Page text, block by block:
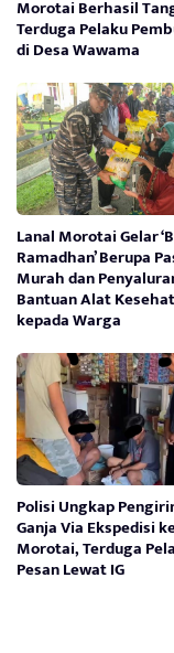
Morotai Berhasil
Terduga Pelaku
di Desa Wawama
Lanal Morotai Gelar
Ramadhan’ Berupa
Murah dan
Bantuan Alat
kepada Warga
Polisi Ungkap
Ganja Via Ekspedisi
Morotai, Terduga
Pesan Lewat IG